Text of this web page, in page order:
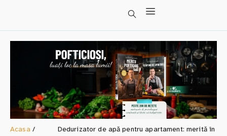
Acasa/
Dedurizator de apă pentru apartament: merită în